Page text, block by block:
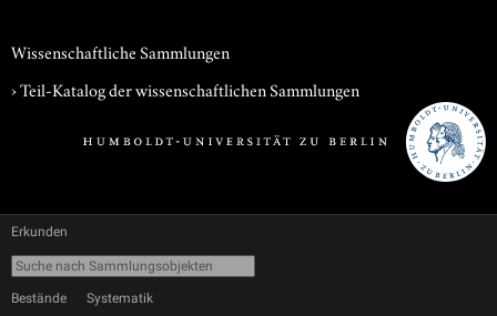
Wissenschaftliche Sammlungen
› Teil-Katalog der wissenschaftlichen Sammlungen
Erkunden
Bestände Systematik